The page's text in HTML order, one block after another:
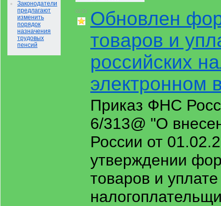
Законодатели
предлагают
изменить
порядок
назначения
трудовых
пенсий
02:23
Обновлен
товаров и
российских
электронном
Приказ ФНС
6/313@ "О
России от
утверждении
товаров и